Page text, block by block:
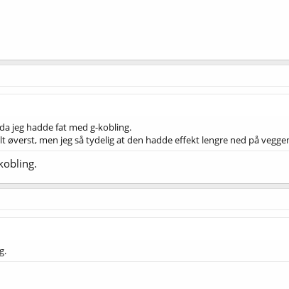
jeg hadde fat med g-kobling.
øverst, men jeg så tydelig at den hadde effekt lengre ned på